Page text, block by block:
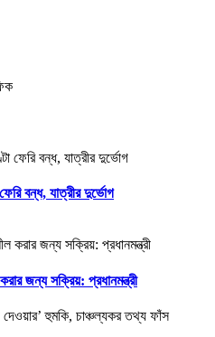
বন্ধ, যাত্রীর দুর্ভোগ
জন্য সক্রিয়: প্রধানমন্ত্রী